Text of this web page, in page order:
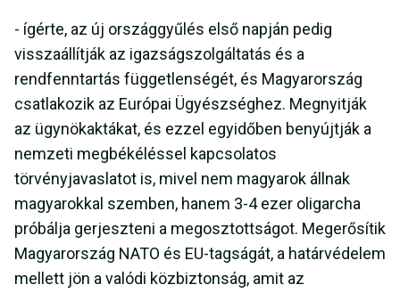
- ígérte, az új országgyűlés első napján pedig
visszaállítják az igazságszolgáltatás és a
rendfenntartás függetlenségét, és Magyarország
csatlakozik az Európai Ügyészséghez. Megnyitják
az ügynökaktákat, és ezzel egyidőben benyújtják a
nemzeti megbékéléssel kapcsolatos
törvényjavaslatot is, mivel nem magyarok állnak
magyarokkal szemben, hanem 3-4 ezer oligarcha
próbálja gerjeszteni a megosztottságot. Megerősítik
Magyarország NATO és EU-tagságát, a határvédelem
mellett jön a valódi közbiztonság, amit az